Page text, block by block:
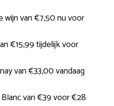
wijn van €7,50 nu voor
€15,99 tijdelijk voor
van €33,00 vandaag
van €39 voor €28